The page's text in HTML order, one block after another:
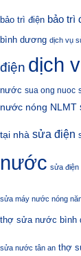
bảo trì điện bảo trì
bình dương dịch vụ
điện dịch
nước sua ong nuoc
nước nóng NLMT
tại nhà sửa điện
nước sửa
sửa máy nước nóng
thợ sửa nước bình
sửa nước tân an thợ